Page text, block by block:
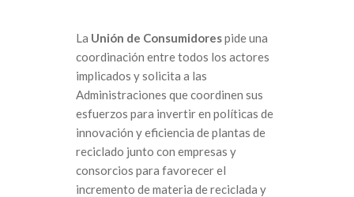
La Unión de Consumidorespide una
coordinación entre todos los actores
implicados y solicita a las
Administraciones que coordinen sus
esfuerzos para invertir en políticas de
innovación y eficiencia de plantas de
reciclado junto con empresas y
consorcios para favorecer el
incremento de materia de reciclada y